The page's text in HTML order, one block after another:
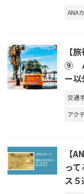
ANA
【
⑨ ハ
ー以
交通
アク
【
っ
ス